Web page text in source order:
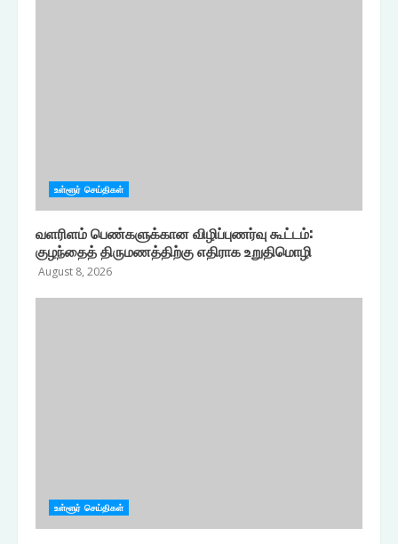
உள்ளூர் செய்திகள்
வளரிளம் பெண்களுக்கான விழிப்புணர்வு கூட்டம்:
குழந்தைத் திருமணத்திற்கு எதிராக உறுதிமொழி
August 8, 2026
உள்ளூர் செய்திகள்